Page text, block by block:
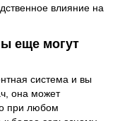
влияние на
еще могут
система и вы
она может
при любом